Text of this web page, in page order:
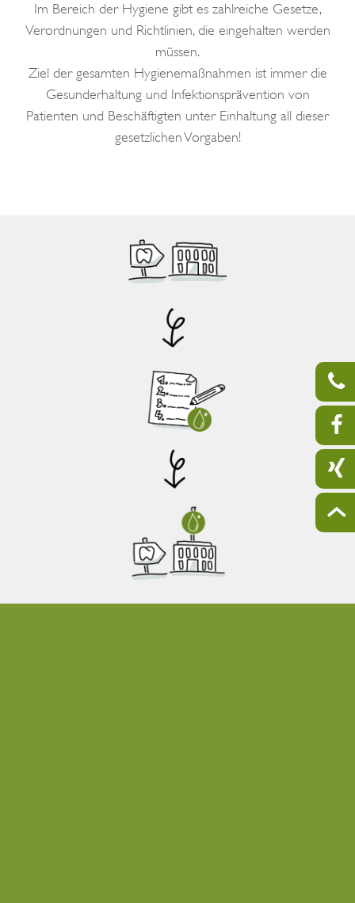
Im Bereich der Hygiene gibt es zahlreiche Gesetze,
Verordnungen und Richtlinien, die eingehalten werden
müssen.
Ziel der gesamten Hygienemaßnahmen ist immer die
Gesunderhaltung und Infektionsprävention von
Patienten und Beschäftigten unter Einhaltung all dieser
gesetzlichen Vorgaben!